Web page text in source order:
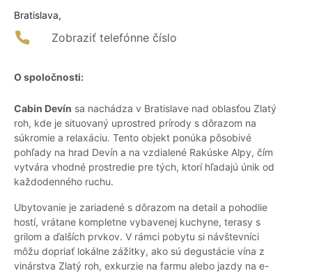
Bratislava,
Zobraziť telefónne číslo
O spoločnosti:
Cabin Devín sa nachádza v Bratislave nad oblasťou Zlatý
roh, kde je situovaný uprostred prírody s dôrazom na
súkromie a relaxáciu. Tento objekt ponúka pôsobivé
pohľady na hrad Devín a na vzdialené Rakúske Alpy, čím
vytvára vhodné prostredie pre tých, ktorí hľadajú únik od
každodenného ruchu.
Ubytovanie je zariadené s dôrazom na detail a pohodlie
hostí, vrátane kompletne vybavenej kuchyne, terasy s
grilom a ďalších prvkov. V rámci pobytu si návštevníci
môžu dopriať lokálne zážitky, ako sú degustácie vína z
vinárstva Zlatý roh, exkurzie na farmu alebo jazdy na e-